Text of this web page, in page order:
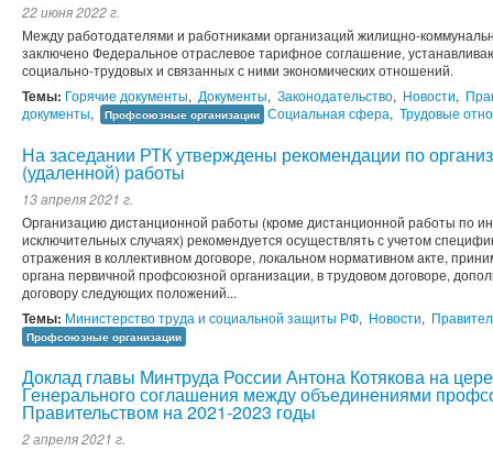
22 июня 2022 г.
Между работодателями и работниками организаций жилищно-
заключено Федеральное отраслевое тарифное соглашение,
социально-трудовых и связанных с ними экономических отношений.
Темы: Горячие документы, Документы, Законодательство, Новости,
документы, Профсоюзные организации Социальная сфера, Трудовые
На заседании РТК утверждены рекомендации по
(удаленной) работы
13 апреля 2021 г.
Организацию дистанционной работы (кроме дистанционной работы по
исключительных случаях) рекомендуется осуществлять с учетом
отражения в коллективном договоре, локальном нормативном акте,
органа первичной профсоюзной организации, в трудовом договоре,
договору следующих положений...
Темы: Министерство труда и социальной защиты РФ, Новости,
Профсоюзные организации
Доклад главы Минтруда России Антона Котякова на
Генерального соглашения между объединениями
Правительством на 2021-2023 годы
2 апреля 2021 г.